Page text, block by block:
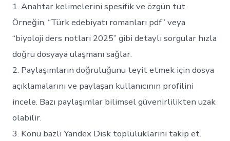
1. Anahtar kelimelerini spesifik ve özgün tut.
Örneğin, “Türk edebiyatı romanları pdf” veya
“biyoloji ders notları 2025” gibi detaylı sorgular hızla
doğru dosyaya ulaşmanı sağlar.
2. Paylaşımların doğruluğunu teyit etmek için dosya
açıklamalarını ve paylaşan kullanıcının profilini
incele. Bazı paylaşımlar bilimsel güvenirlilikten uzak
olabilir.
3. Konu bazlı Yandex Disk topluluklarını takip et.